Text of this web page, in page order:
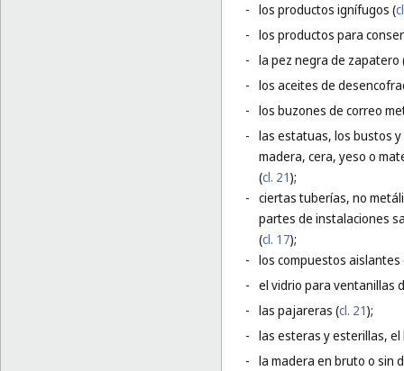
- los productos ignífugos (
- los productos para
- la pez negra de zapatero
- los aceites de
- los buzones de correo
- las estatuas, los bustos
madera, cera, yeso o
(cl. 21);
- ciertas tuberías, no
partes de instalaciones
(cl. 17);
- los compuestos
- el vidrio para ventanillas
- las pajareras (cl. 21);
- las esteras y esterillas,
- la madera en bruto o sin